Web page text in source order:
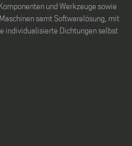
und Werkzeuge sowie
samt Softwarelösung, mit
individualisierte Dichtungen selbst